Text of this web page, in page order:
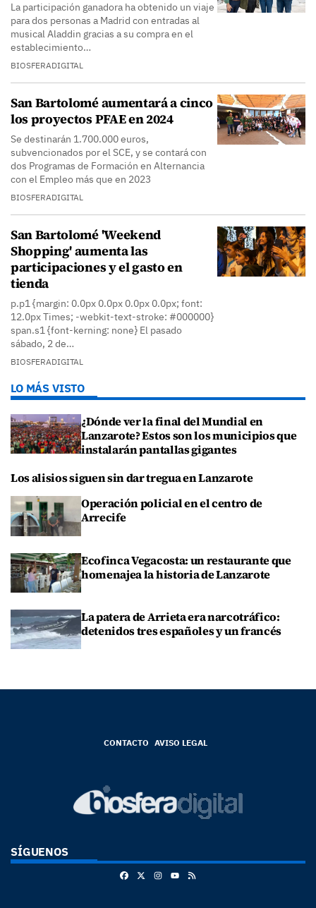
La participación ganadora ha obtenido un viaje
para dos personas a Madrid con entradas al
musical Aladdin gracias a su compra en el
establecimiento…
BIOSFERADIGITAL
San Bartolomé aumentará a cinco
los proyectos PFAE en 2024
Se destinarán 1.700.000 euros,
subvencionados por el SCE, y se contará con
dos Programas de Formación en Alternancia
con el Empleo más que en 2023
BIOSFERADIGITAL
San Bartolomé 'Weekend
Shopping' aumenta las
participaciones y el gasto en
tienda
p.p1 {margin: 0.0px 0.0px 0.0px 0.0px; font:
12.0px Times; -webkit-text-stroke: #000000}
span.s1 {font-kerning: none} El pasado
sábado, 2 de…
BIOSFERADIGITAL
LO MÁS VISTO
¿Dónde ver la final del Mundial en
Lanzarote? Estos son los municipios que
instalarán pantallas gigantes
Los alisios siguen sin dar tregua en Lanzarote
Operación policial en el centro de
Arrecife
Ecofinca Vegacosta: un restaurante que
homenajea la historia de Lanzarote
La patera de Arrieta era narcotráfico:
detenidos tres españoles y un francés
CONTACTO AVISO LEGAL
SÍGUENOS
FacebookInstagram